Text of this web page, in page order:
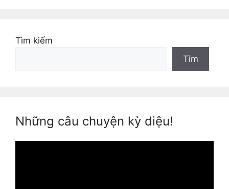
Tìm kiếm
Tìm
Những câu chuyện kỳ diệu!